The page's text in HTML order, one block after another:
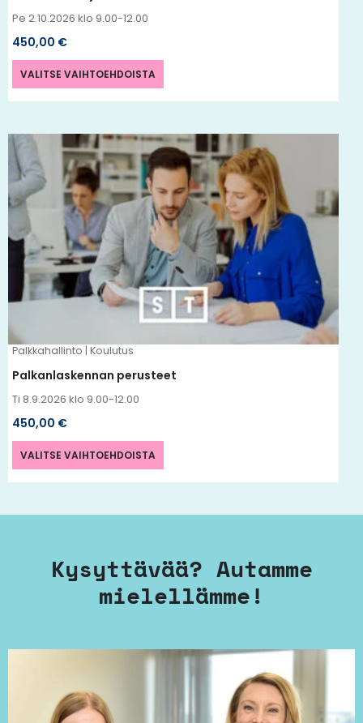
Pe 2.10.2026 klo 9.00-12.00
450,00 €
VALITSE VAIHTOEHDOISTA
Palkkahallinto | Koulutus
Palkanlaskennan perusteet
Ti 8.9.2026 klo 9.00-12.00
450,00 €
VALITSE VAIHTOEHDOISTA
Tällä
tuotteella
on
useampi
muunnelma.
Voit
tehdä
valinnat
Kysyttävää? Autamme
mielellämme!